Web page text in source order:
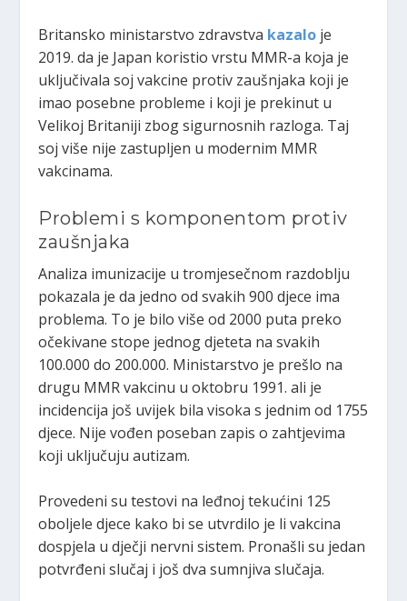
Britansko ministarstvo zdravstva kazalo je
2019. da je Japan koristio vrstu MMR-a koja je
uključivala soj vakcine protiv zaušnjaka koji je
imao posebne probleme i koji je prekinut u
Velikoj Britaniji zbog sigurnosnih razloga. Taj
soj više nije zastupljen u modernim MMR
vakcinama.
Problemi s komponentom protiv
zaušnjaka
Analiza imunizacije u tromjesečnom razdoblju
pokazala je da jedno od svakih 900 djece ima
problema. To je bilo više od 2000 puta preko
očekivane stope jednog djeteta na svakih
100.000 do 200.000. Ministarstvo je prešlo na
drugu MMR vakcinu u oktobru 1991. ali je
incidencija još uvijek bila visoka s jednim od 1755
djece. Nije vođen poseban zapis o zahtjevima
koji uključuju autizam.
Provedeni su testovi na leđnoj tekućini 125
oboljele djece kako bi se utvrdilo je li vakcina
dospjela u dječji nervni sistem. Pronašli su jedan
potvrđeni slučaj i još dva sumnjiva slučaja.